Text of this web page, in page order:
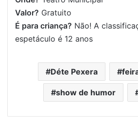
Valor? Gratuito
É para criança? Não! A
espetáculo é 12 anos
Déte Pexera
show de humor